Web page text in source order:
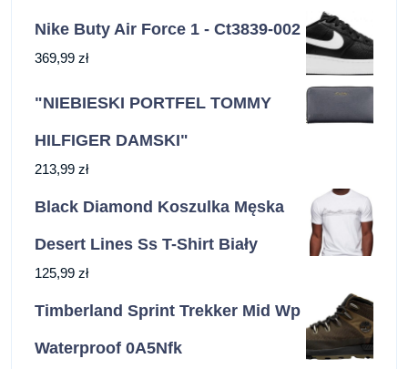
Nike Buty Air Force 1 - Ct3839-002
369,99 zł
"NIEBIESKI PORTFEL TOMMY
HILFIGER DAMSKI"
213,99 zł
Black Diamond Koszulka Męska
Desert Lines Ss T-Shirt Biały
125,99 zł
Timberland Sprint Trekker Mid Wp
Waterproof 0A5Nfk